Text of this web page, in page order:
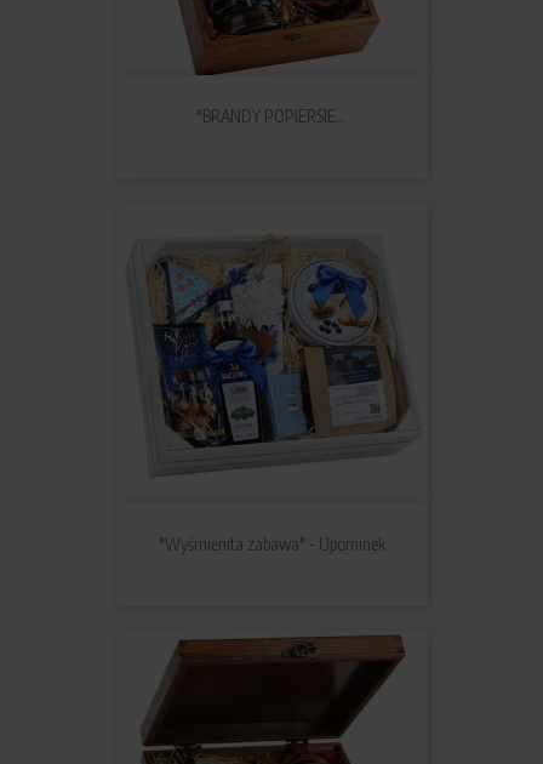
"BRANDY POPIERSIE...
"Wyśmienita zabawa" - Upominek